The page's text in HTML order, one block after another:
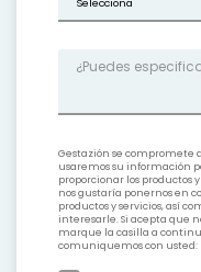
¿Puedes
Gestazión se compromete
usaremos su información
proporcionar los productos
nos gustaría ponernos en
productos y servicios, así
interesarle. Si acepta que
marque la casilla a
comuniquemos con usted: